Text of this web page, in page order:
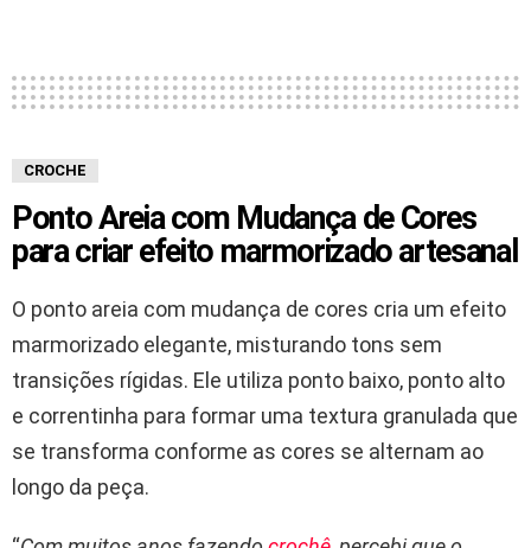
CROCHE
Ponto Areia com Mudança de Cores
para criar efeito marmorizado artesanal
O ponto areia com mudança de cores cria um efeito
marmorizado elegante, misturando tons sem
transições rígidas. Ele utiliza ponto baixo, ponto alto
e correntinha para formar uma textura granulada que
se transforma conforme as cores se alternam ao
longo da peça.